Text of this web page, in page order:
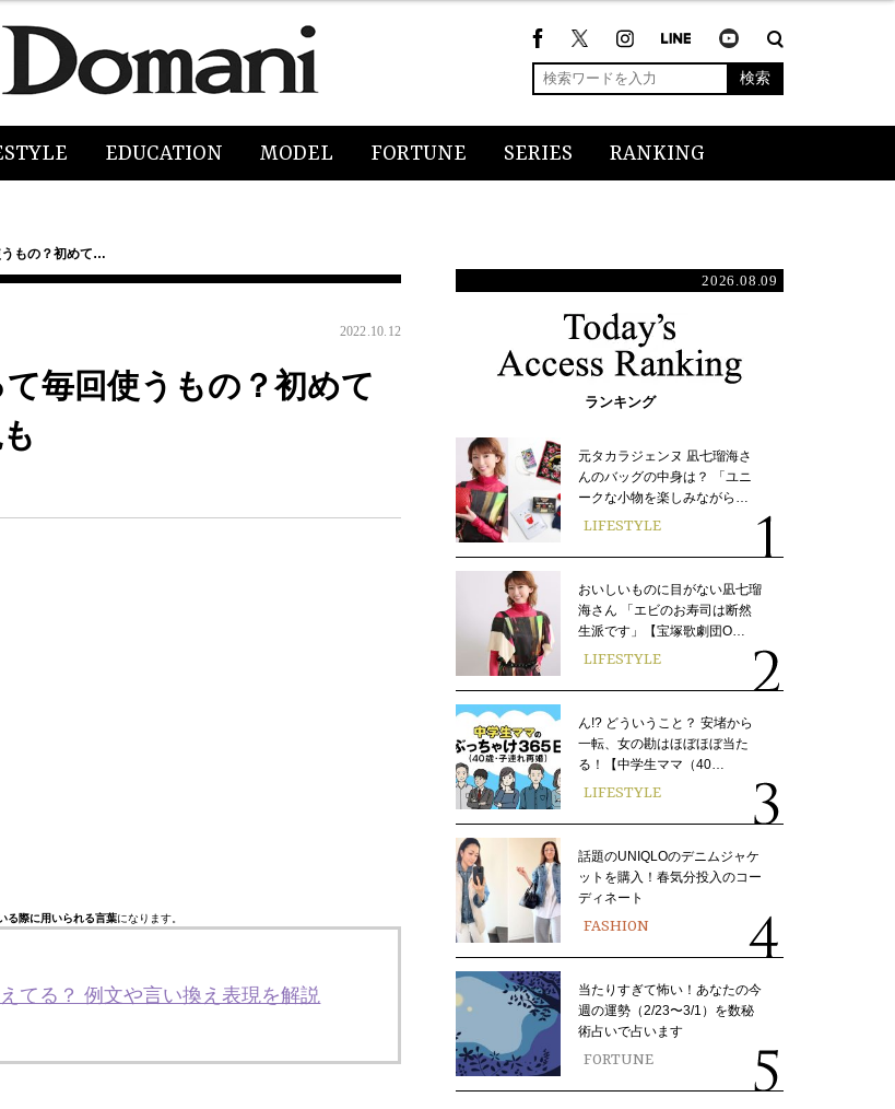
検索
EDUCATION MODEL FORTUNE SERIES RANKING
うもの？初めて…
2022.10.12
毎回使うもの？初めて
る際に用いられる言葉になります。
てる？ 例文や言い換え表現を解説
2026.08.09
ランキング
元タカラジェンヌ 凪七瑠海さ
んのバッグの中身は？ 「ユニ
ークな小物を楽しみながら…
LIFESTYLE
おいしいものに目がない凪七瑠
海さん 「エビのお寿司は断然
生派です」【宝塚歌劇団O…
LIFESTYLE
ん!? どういうこと？ 安堵から
一転、女の勘はほぼほぼ当た
る！【中学生ママ（40…
LIFESTYLE
話題のUNIQLOのデニムジャケ
ットを購入！春気分投入のコー
ディネート
FASHION
当たりすぎて怖い！あなたの今
週の運勢（2/23〜3/1）を数秘
術占いで占います
FORTUNE